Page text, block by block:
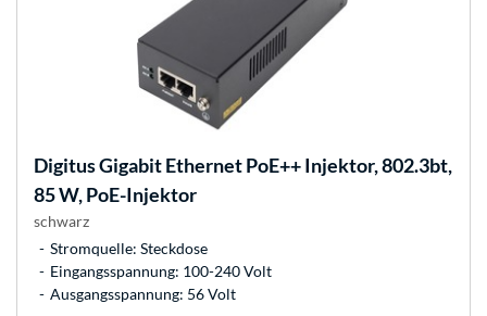
DigitusGigabit Ethernet PoE++ Injektor, 802.3bt,
85 W, PoE-Injektor
schwarz
Stromquelle: Steckdose
Eingangsspannung: 100-240 Volt
Ausgangsspannung: 56 Volt